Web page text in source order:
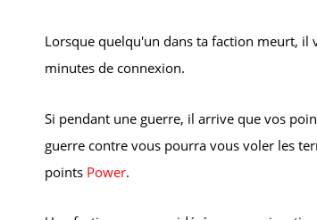
Lorsque quelqu'un dans ta faction meurt, il
minutes de connexion.
Si pendant une guerre, il arrive que vos
guerre contre vous pourra vous voler les
points Power.